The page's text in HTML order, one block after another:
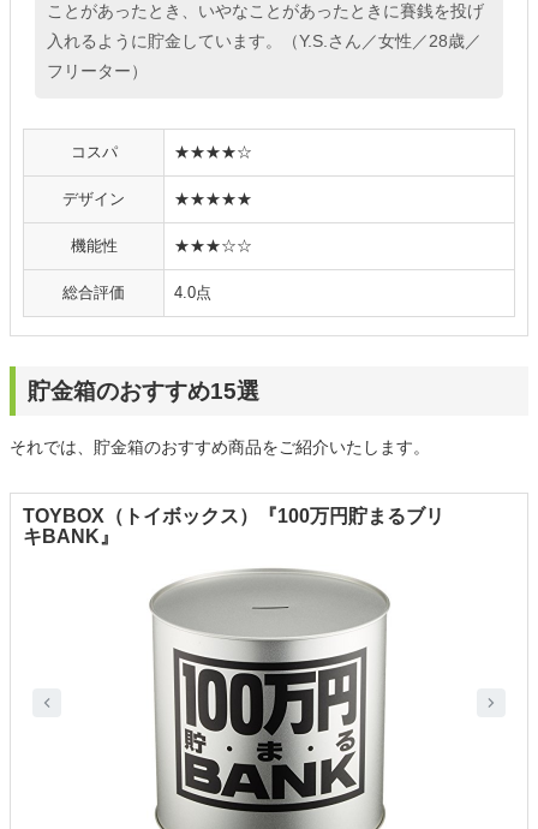
ことがあったとき、いやなことがあったときに賽銭を投げ
入れるように貯金しています。（Y.S.さん／女性／28歳／
フリーター）
コスパ ★★★★☆
デザイン ★★★★★
機能性 ★★★☆☆
総合評価 4.0点
貯金箱のおすすめ15選
それでは、貯金箱のおすすめ商品をご紹介いたします。
TOYBOX（トイボックス）『100万円貯まるブリ
キBANK』